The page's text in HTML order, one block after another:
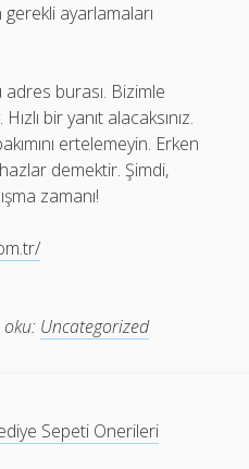
gerekli ayarlamaları
adres burası. Bizimle
bir yanıt alacaksınız.
ertelemeyin. Erken
demektir. Şimdi,
zamanı!
Uncategorized
Sepeti Onerileri